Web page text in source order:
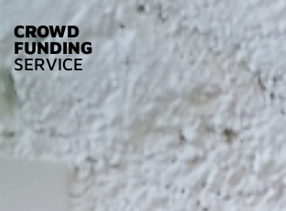
CROWD
FUNDING
SERVICE